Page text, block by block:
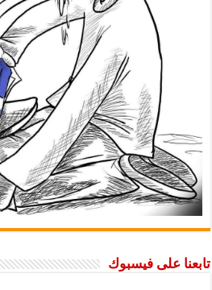
تابعنا على فيسبوك